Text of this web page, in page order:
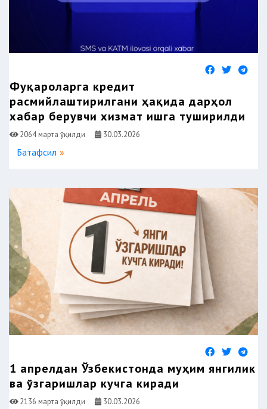
Фуқароларга кредит
расмийлаштирилгани ҳақида дарҳол
хабар берувчи хизмат ишга туширилди
2064 марта ўқилди 30.03.2026
Батафсил
1 апрелдан Ўзбекистонда муҳим янгилик
ва ўзгаришлар кучга киради
2136 марта ўқилди 30.03.2026